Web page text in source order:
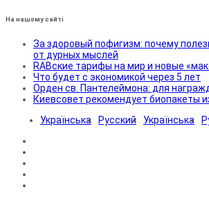
На нашому сайті
За здоровый пофигизм: почему
от дурных мыслей
RABские тарифы на мир и новые
Что будет с экономикой через 5 лет
Орден св. Пантелеймона: для
Киевсовет рекомендует биопакеты
Українська
Русский Українська